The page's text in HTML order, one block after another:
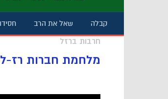
קבלה שאל את הרב
חרבות ברזל
מלחמת חברות רז-